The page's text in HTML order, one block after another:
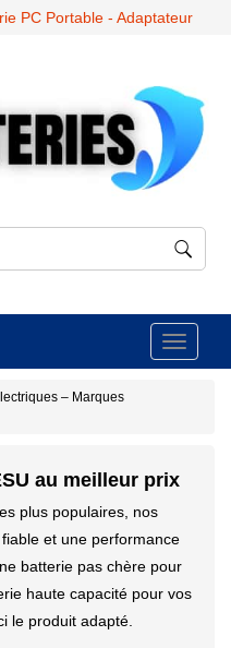
PC Portable - Adaptateur
Toggle
– Marques
au meilleur prix
plus populaires, nos
et une performance
batterie pas chère pour
haute capacité pour vos
le produit adapté.